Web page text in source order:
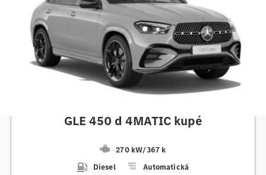
GLE 450 d 4MATIC kupé
270 kW/367 k
Diesel
Automatická